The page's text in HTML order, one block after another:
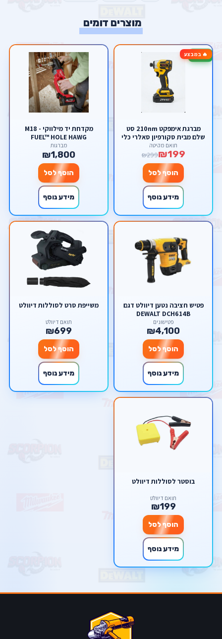
מוצרים דומים
🔥 במבצע-33%
מברגת אימפקט 210nm סט
שלם מבית סקורפיון סאלרי כלי
עבודה
תואם מקיטה
₪199
₪299
הוסף לסל
מידע נוסף
מקדחת יד מילווקי - M18
FUEL™ HOLE HAWG
מברגות
₪1,800
הוסף לסל
מידע נוסף
פטיש חציבה נטען דיוולט דגם
DEWALT DCH614B
פטישונים
₪4,100
הוסף לסל
מידע נוסף
משייפת סרט לסוללות דיוולט
תואם דיוולט
₪699
הוסף לסל
מידע נוסף
בוסטר לסוללות דיוולט
תואם דיוולט
₪199
הוסף לסל
מידע נוסף